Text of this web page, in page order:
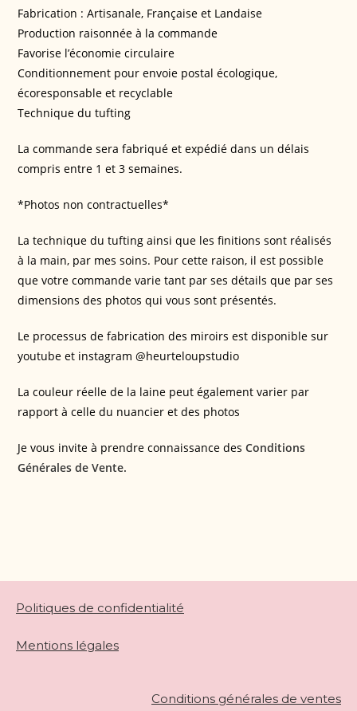
Fabrication : Artisanale, Française et Landaise
Production raisonnée à la commande
Favorise l’économie circulaire
Conditionnement pour envoie postal écologique,
écoresponsable et recyclable
Technique du tufting
La commande sera fabriqué et expédié dans un délais
compris entre 1 et 3 semaines.
*Photos non contractuelles*
La technique du tufting ainsi que les finitions sont réalisés
à la main, par mes soins. Pour cette raison, il est possible
que votre commande varie tant par ses détails que par ses
dimensions des photos qui vous sont présentés.
Le processus de fabrication des miroirs est disponible sur
youtube et instagram @heurteloupstudio
La couleur réelle de la laine peut également varier par
rapport à celle du nuancier et des photos
Je vous invite à prendre connaissance desConditions
Générales de Vente.
Politiques de confidentialité
Mentions légales
Conditions générales de ventes